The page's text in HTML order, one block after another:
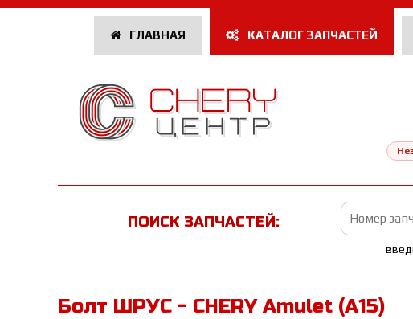
ГЛАВНАЯ КАТАЛОГ ЗАПЧАСТЕЙ
ПОИСК ЗАПЧАСТЕЙ:
Болт ШРУС - CHERY Amulet (A15)